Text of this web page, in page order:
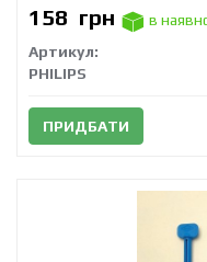
158 грн
в
Артикул:
PHILIPS
ПРИДБАТИ